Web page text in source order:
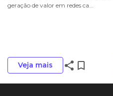
geração de valor em redes ca...
Veja mais share bookmark_border